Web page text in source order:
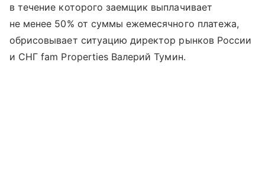
в течение которого заемщик выплачивает
не менее 50% от суммы ежемесячного платежа,
обрисовывает ситуацию директор рынков России
и СНГ fam Properties Валерий Тумин.